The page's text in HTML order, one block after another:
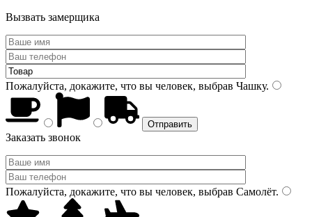
Вызвать замерщика
Пожалуйста, докажите, что вы человек, выбрав Чашку.
Заказать звонок
Пожалуйста, докажите, что вы человек, выбрав Самолёт.